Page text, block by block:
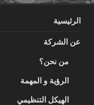
الرئيسية
عن الشركة
من نحن؟
الرؤية و المهمة
الهيكل التنظيمي